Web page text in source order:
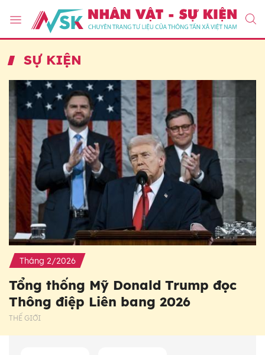
SỰ KIỆN
Tháng 2/2026
Tổng thống Mỹ Donald Trump đọc
Thông điệp Liên bang 2026
THẾ GIỚI